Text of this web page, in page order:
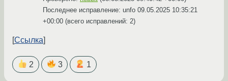
Последнее исправление: unfo 09.05.2025 10:35:21
+00:00 (всего исправлений: 2)
Ссылка
2 3 1